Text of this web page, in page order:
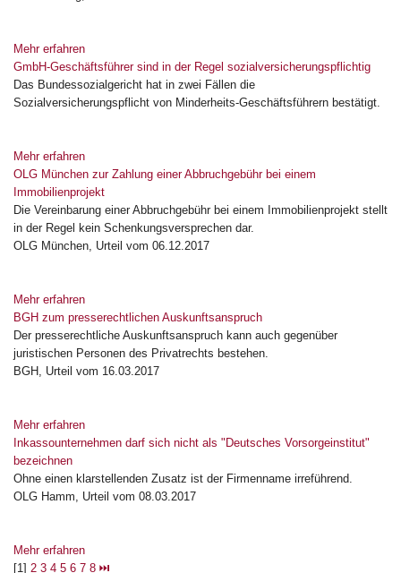
Mehr erfahren
GmbH-Geschäftsführer sind in der Regel sozialversicherungspflichtig
Das Bundessozialgericht hat in zwei Fällen die
Sozialversicherungspflicht von Minderheits-Geschäftsführern bestätigt.
Mehr erfahren
OLG München zur Zahlung einer Abbruchgebühr bei einem
Immobilienprojekt
Die Vereinbarung einer Abbruchgebühr bei einem Immobilienprojekt stellt
in der Regel kein Schenkungsversprechen dar.
OLG München, Urteil vom 06.12.2017
Mehr erfahren
BGH zum presserechtlichen Auskunftsanspruch
Der presserechtliche Auskunftsanspruch kann auch gegenüber
juristischen Personen des Privatrechts bestehen.
BGH, Urteil vom 16.03.2017
Mehr erfahren
Inkassounternehmen darf sich nicht als "Deutsches Vorsorgeinstitut"
bezeichnen
Ohne einen klarstellenden Zusatz ist der Firmenname irreführend.
OLG Hamm, Urteil vom 08.03.2017
Mehr erfahren
[1] 2 3 4 5 6 7 8 ⏭